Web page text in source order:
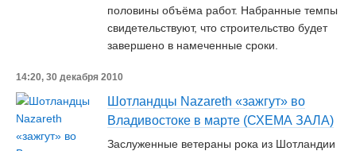
половины объёма работ. Набранные темпы
свидетельствуют, что строительство будет
завершено в намеченные сроки.
14:20, 30 декабря 2010
Шотландцы Nazareth «зажгут» во
Владивостоке в марте (СХЕМА ЗАЛА)
Заслуженные ветераны рока из Шотландии